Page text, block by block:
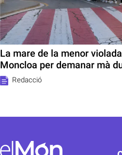
La mare de la menor
Moncloa per demanar mà
Redacció